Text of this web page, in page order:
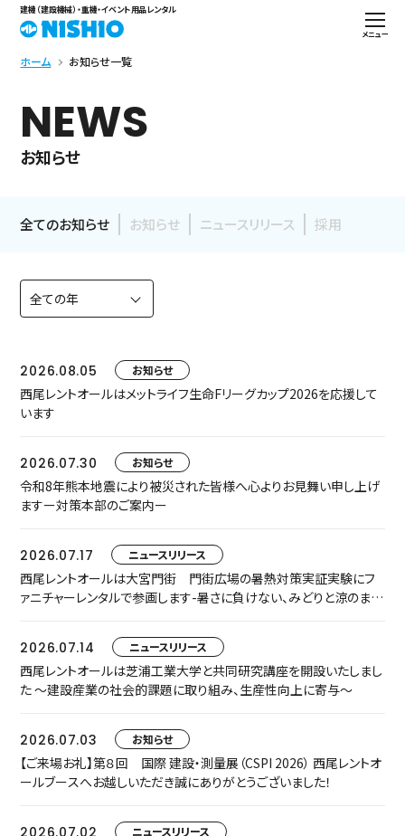
建機（建設機械）・重機・イベント用品レンタル
メニュー
ホーム お知らせ一覧
NEWS
お知らせ
全てのお知らせ お知らせ ニュースリリース 採用
2026.08.05 お知らせ
西尾レントオールはメットライフ生命Fリーグカップ2026を応援して
います
2026.07.30 お知らせ
令和8年熊本地震により被災された皆様へ心よりお見舞い申し上げ
ますー対策本部のご案内ー
2026.07.17 ニュースリリース
西尾レントオールは大宮門街 門街広場の暑熱対策実証実験にフ
ァニチャーレンタルで参画します-暑さに負けない、みどりと涼のまち
2026.07.14
ニュースリリース
西尾レントオールは芝浦工業大学と共同研究講座を開設いたしまし
た ～建設産業の社会的課題に取り組み、生産性向上に寄与～
2026.07.03 お知らせ
【ご来場お礼】第８回 国際 建設・測量展（CSPI 2026） 西尾レントオ
ールブースへお越しいただき誠にありがとうございました！
2026.07.02 ニュースリリース